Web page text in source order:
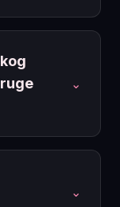
⌄
⌄